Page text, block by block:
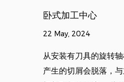
卧式加工中心
22 May, 2024
从安装有刀具的旋转
产生的切屑会脱落，